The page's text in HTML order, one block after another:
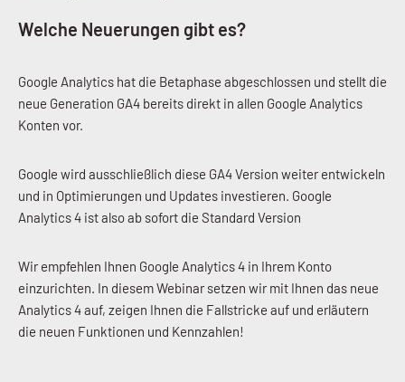
Welche Neuerungen gibt es?
Google Analytics hat die Betaphase abgeschlossen und stellt die
neue Generation GA4 bereits direkt in allen Google Analytics
Konten vor.
Google wird ausschließlich diese GA4 Version weiter entwickeln
und in Optimierungen und Updates investieren. Google
Analytics 4 ist also ab sofort die Standard Version
Wir empfehlen Ihnen Google Analytics 4 in Ihrem Konto
einzurichten. In diesem Webinar setzen wir mit Ihnen das neue
Analytics 4 auf, zeigen Ihnen die Fallstricke auf und erläutern
die neuen Funktionen und Kennzahlen!